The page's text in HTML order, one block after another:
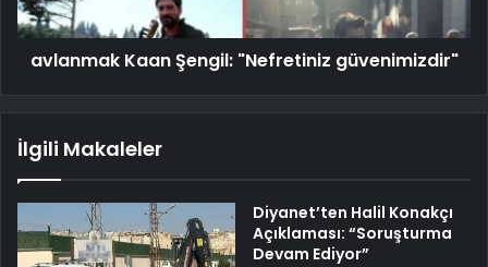
avlanmak Kaan Şengil: "Nefretiniz güvenimizdir"
İlgili Makaleler
Diyanet’ten Halil Konakçı
Açıklaması: “Soruşturma
Devam Ediyor”